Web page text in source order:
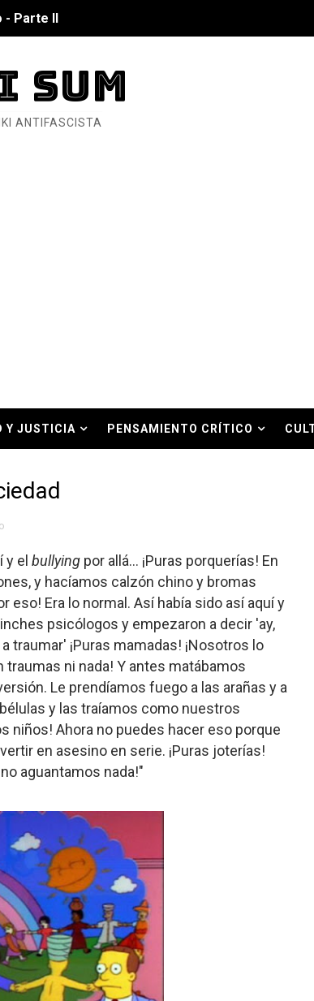
- Parte II
siglo XXI
para el fin del mundo
el fascismo
Verano de 2026
'THE BOYS'
SUM
ANTIFASCISTA
Y JUSTICIA PENSAMIENTO CRÍTICO
el bullyingpor allá... ¡Puras porquerías! En
y hacíamos calzón chino y bromas
eso! Era lo normal. Así había sido así aquí y
psicólogos y empezaron a decir 'ay,
traumar' ¡Puras mamadas! ¡Nosotros lo
ni nada! Y antes matábamos
Le prendíamos fuego a las arañas y a
y las traíamos como nuestros
niños! Ahora no puedes hacer eso porque
en asesino en serie. ¡Puras joterías!
aguantamos nada!"